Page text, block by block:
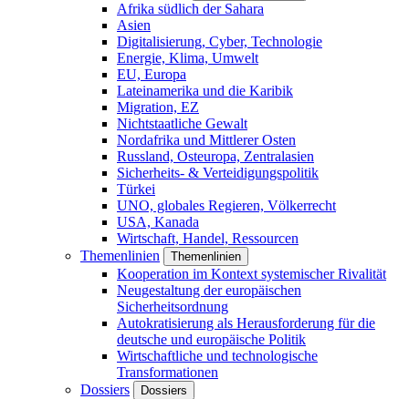
Afrika südlich der Sahara
Asien
Digitalisierung, Cyber, Technologie
Energie, Klima, Umwelt
EU, Europa
Lateinamerika und die Karibik
Migration, EZ
Nichtstaatliche Gewalt
Nordafrika und Mittlerer Osten
Russland, Osteuropa, Zentralasien
Sicherheits- & Verteidigungspolitik
Türkei
UNO, globales Regieren, Völkerrecht
USA, Kanada
Wirtschaft, Handel, Ressourcen
Themenlinien
Themenlinien
Kooperation im Kontext systemischer Rivalität
Neugestaltung der europäischen
Sicherheitsordnung
Autokratisierung als Herausforderung für die
deutsche und europäische Politik
Wirtschaftliche und technologische
Transformationen
Dossiers
Dossiers